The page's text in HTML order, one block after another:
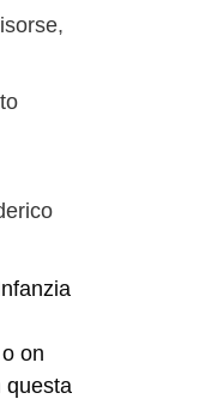
,
on
questa